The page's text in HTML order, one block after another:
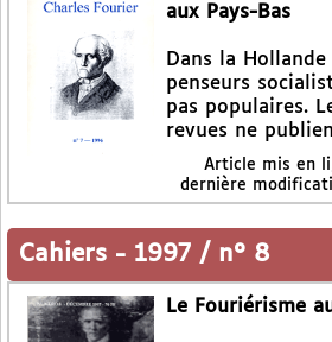
aux Pays-Bas
Dans la
penseurs
pas populaires.
revues ne
Article mis en
dernière
Cahiers - 1997 / n° 8
Le Fouriérisme